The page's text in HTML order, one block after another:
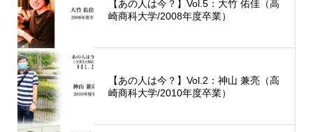
【あの人は今？】Vol.5：大竹 佑佳（高
崎商科大学/2008年度卒業）
【あの人は今？】Vol.2：神山 兼亮（高
崎商科大学/2010年度卒業）